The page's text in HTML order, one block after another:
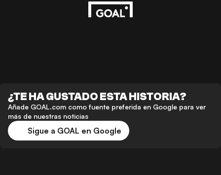
¿TE HA GUSTADO ESTA HISTORIA?
Añade GOAL.com como fuente preferida en Google para ver
más de nuestras noticias
Sigue a GOAL en Google